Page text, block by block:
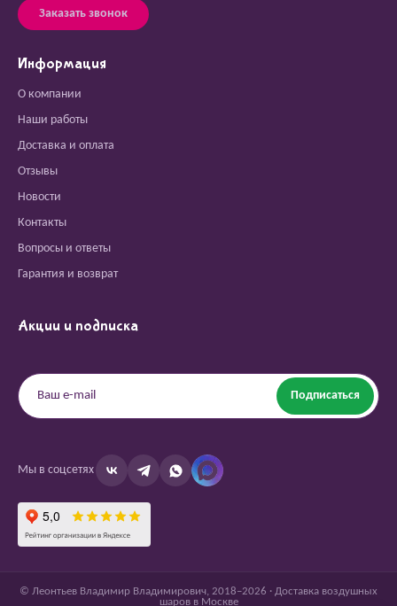
Заказать звонок
Информация
О компании
Наши работы
Доставка и оплата
Отзывы
Новости
Контакты
Вопросы и ответы
Гарантия и возврат
Акции и подписка
Подписаться
Мы в соцсетях
© Леонтьев Владимир Владимирович, 2018–2026 · Доставка воздушных
шаров в Москве